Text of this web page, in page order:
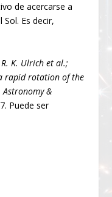
de acercarse a
Es decir,
K. Ulrich et al.;
rapid rotation of the
Astronomy &
Puede ser